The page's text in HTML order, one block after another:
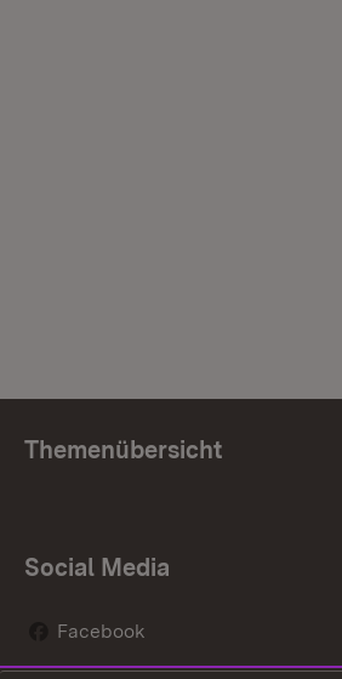
Themenübersicht
Social Media
Facebook